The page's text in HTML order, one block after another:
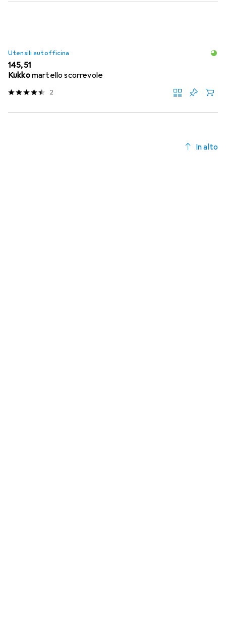
Utensili autofficina
EUR
145,51
Kukkomartello scorrevole
2
In alto